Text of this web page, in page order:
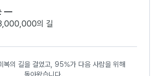
—
의 길
의 길을 걸었고, 95%가 다음 사람을 위해